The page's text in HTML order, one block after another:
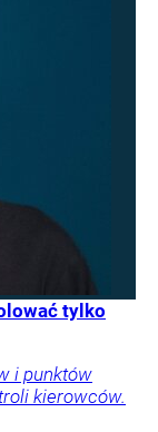
tylko
i punktów
kierowców.